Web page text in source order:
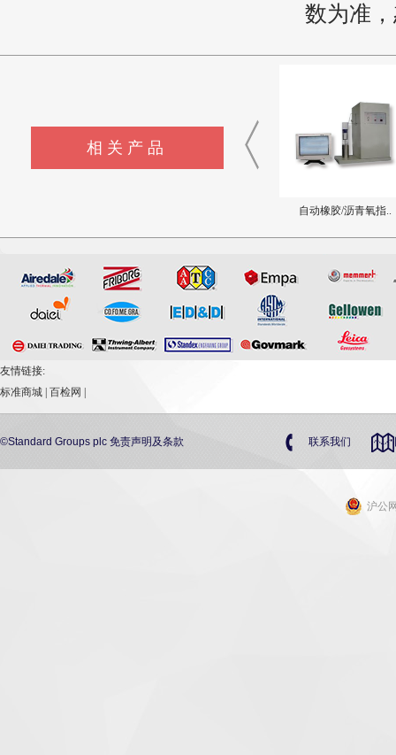
数为准
相关产品
自动橡胶/沥青氧指..
友情链接:
标准商城 百检网
©Standard Groups plc 免责声明及条款 联系我们
沪公